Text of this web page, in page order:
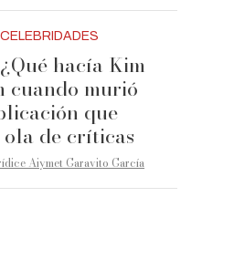
CELEBRIDADES
¿Qué hacía Kim
cuando murió
que
de críticas
Aiymet Garavito García